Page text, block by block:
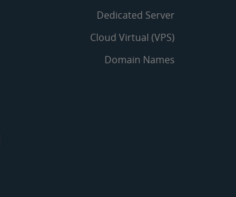
Dedicated Server
Cloud Virtual (VPS)
Domain Names